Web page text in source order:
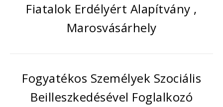
Fiatalok Erdélyért Alapítvány ,
Marosvásárhely
Fogyatékos Személyek Szociális
Beilleszkedésével Foglalkozó